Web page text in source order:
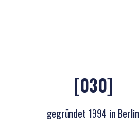
[030]
gegründet 1994 in Berlin